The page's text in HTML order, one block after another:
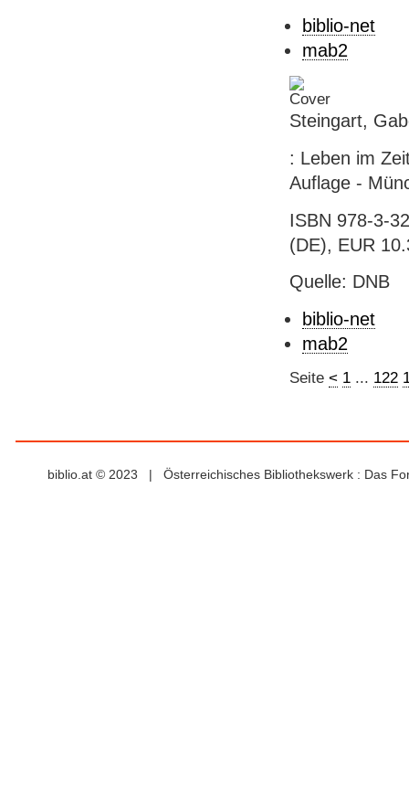
biblio-net
mab2
Steingart,
: Leben im
Auflage -
ISBN 978-3-
(DE), EUR
Quelle: DNB
biblio-net
mab2
Seite < 1... 122
biblio.at © 2023 | Österreichisches Bibliothekswerk : Das